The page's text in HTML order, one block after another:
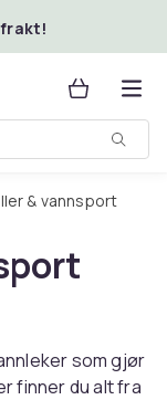
frakt!
& vannsport
som gjør
finner du alt fra